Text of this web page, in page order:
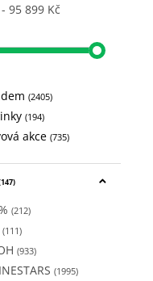
95 899 Kč
(2405)
(194)
akce (735)
(212)
(111)
(933)
(1995)